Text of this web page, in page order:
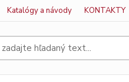
Katalógy a návody KONTAKTY